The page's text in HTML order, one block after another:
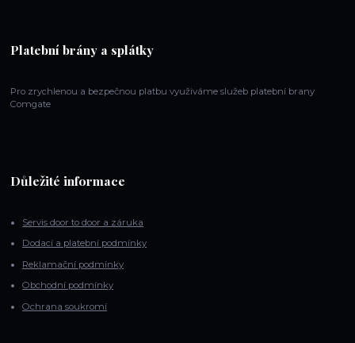
Platební brány a splátky
Pro zrychlenou a bezpečnou platbu využiváme služeb platební brany
Comgate
Důležité informace
Servis door to door a záruka
Dodací a platební podmínky
Reklamační podmínky
Obchodní podmínky
Ochrana soukromí